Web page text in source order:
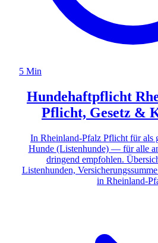
5 Min
Hundehaftpflicht
Pflicht, Gesetz &
In Rheinland-Pfalz Pflicht für als
Hunde (Listenhunde) — für alle
dringend empfohlen.
Listenhunden,
in Rheinland-